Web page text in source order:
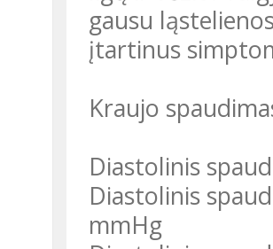
gausu
įtartinus
Kraujo
Diastolinis
Diastolinis
mmHg